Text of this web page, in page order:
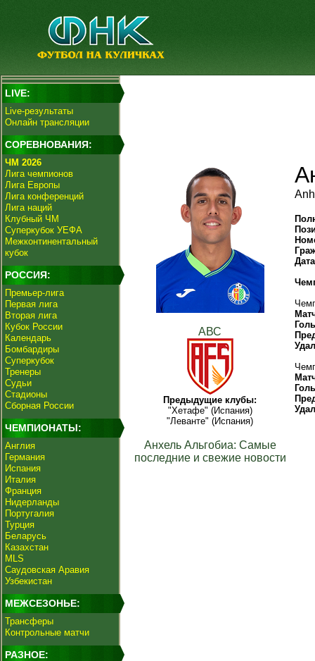
LIVE:
Live-результаты
Онлайн трансляции
СОРЕВНОВАНИЯ:
ЧМ 2026
Лига чемпионов
Лига Европы
Лига конференций
Лига наций
Клубный ЧМ
Суперкубок УЕФА
Межконтинентальный
кубок
РОССИЯ:
Премьер-лига
Первая лига
Вторая лига
Кубок России
Календарь
Бомбардиры
Суперкубок
Тренеры
Судьи
Стадионы
Сборная России
ЧЕМПИОНАТЫ:
Англия
Германия
Испания
Италия
Франция
Нидерланды
Португалия
Турция
Беларусь
Казахстан
MLS
Саудовская Аравия
Узбекистан
МЕЖСЕЗОНЬЕ:
Трансферы
Контрольные матчи
РАЗНОЕ:
АВС
Предыдущие клубы:
"Хетафе" (Испания)
"Леванте" (Испания)
Анхель Альгобиа: Самые
последние и свежие новости